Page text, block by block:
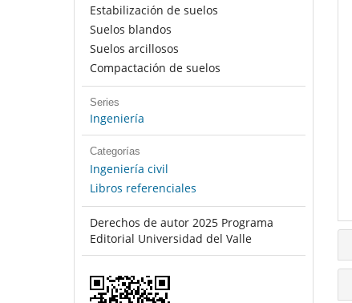
Estabilización de suelos
Suelos blandos
Suelos arcillosos
Compactación de suelos
Series
Ingeniería
Categorías
Ingeniería civil
Libros referenciales
Derechos de autor 2025 Programa
Editorial Universidad del Valle